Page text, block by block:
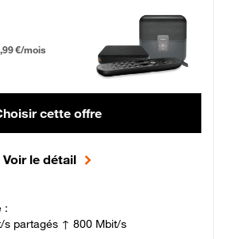
12 mois puis 42,99 € par mois, Engagement 12 mois
€/mois
cette offre
Voir le détail
:
s partagés ↑ 800 Mbit/s